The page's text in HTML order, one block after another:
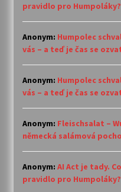
pravidlo pro Humpoláky?
Anonym: Humpolec
vás – a teď je čas se
Anonym: Humpolec
vás – a teď je čas se
Anonym: Fleischsalat –
německá salámová
Anonym: AI Act je tady.
pravidlo pro Humpoláky?